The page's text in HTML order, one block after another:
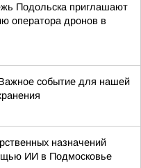
Подольска приглашают
оператора дронов в
событие для нашей
назначений
ИИ в Подмосковье